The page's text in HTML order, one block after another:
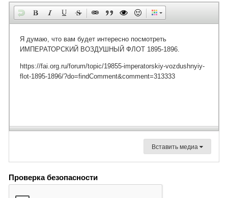
Вставить медиа
Проверка безопасности